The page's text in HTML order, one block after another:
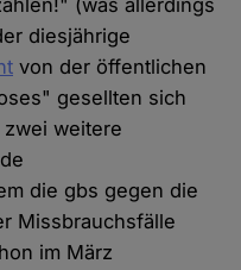
(was allerdings
diesjährige
von der öffentlichen
gesellten sich
weitere
die gbs gegen die
Missbrauchsfälle
im März